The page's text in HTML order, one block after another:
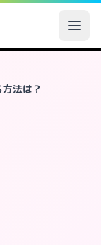
法は？